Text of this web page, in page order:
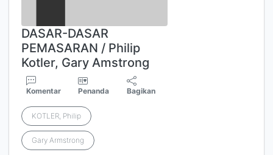
DASAR-DASAR
PEMASARAN / Philip
Kotler, Gary Amstrong
Komentar Penanda Bagikan
KOTLER, Philip
Gary Armstrong